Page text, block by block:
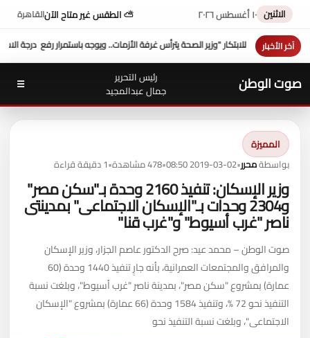
الاثنين ١٠ أغسطس ٢٠٢٦ ⛅ الطقس غير متاح الآنالقاهرة
آخر الأخبار
باستمرار رفع درجة الاستعداد بالمستشفيات لمدة 48 ساعة بعد الهزة الأرضية
صوت الوطن
رئيس التحرير
جمال عبدالمجيد
☰
المميزة
بواسطةمحرر•
2019-03-02 08:50
•478 مشاهدة •1 دقيقة قراءة
وزير الإسكان: تنفيذ 2160 وحدة بـ"سكن مصر"
و2304 وحدات بـ"الإسكان الاجتماعى" بمدينتى
ناصر "غرب أسيوط" و"غرب قنا"
صوت الوطن – محمد عيد: صرح الدكتور عاصم الجزار، وزير الإسكان
والمرافق والمجتمعات العمرانية، بأنه جارٍ تنفيذ 1440 وحدة (60
عمارة) بمشروع "سكن مصر"، بمدينة ناصر "غرب أسيوط"، وبلغت نسبة
التنفيذ نحو 72 %، وتنفيذ 1584 وحدة (66 عمارة) بمشروع "الإسكان
الاجتماعى"، وبلغت نسبة التنفيذ نحو